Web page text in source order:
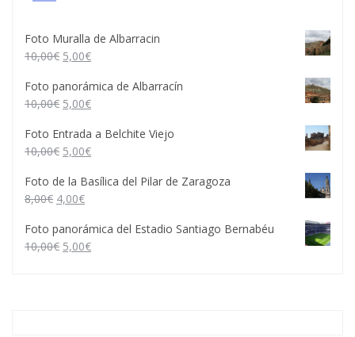
Foto Muralla de Albarracin
10,00€ 5,00€
Foto panorámica de Albarracín
10,00€ 5,00€
Foto Entrada a Belchite Viejo
10,00€ 5,00€
Foto de la Basílica del Pilar de Zaragoza
8,00€ 4,00€
Foto panorámica del Estadio Santiago Bernabéu
10,00€ 5,00€